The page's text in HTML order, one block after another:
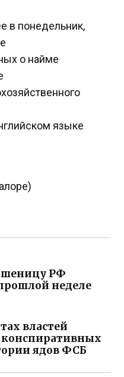
в понедельник,
о найме
языке
РФ
неделе
властей
ядов ФСБ